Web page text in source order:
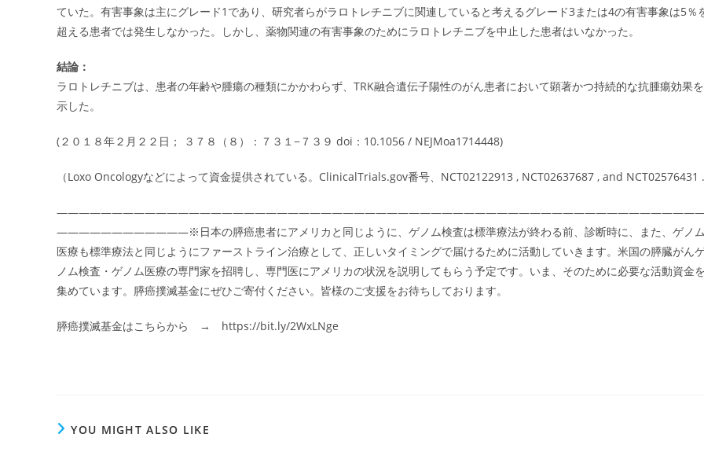
ていた。有害事象は主にグレード1であり、研究者らがラロトレチニブに関連していると考えるグレード3または4の有害事象は5％
超える患者では発生しなかった。しかし、薬物関連の有害事象のためにラロトレチニブを中止した患者はいなかった。
結論：
ラロトレチニブは、患者の年齢や腫瘍の種類にかかわらず、TRK融合遺伝子陽性のがん患者において顕著かつ持続的な抗腫瘍効果を
示した。
(２０１８年２月２２日； ３７８（８）：７３１−７３９ doi：10.1056 / NEJMoa1714448)
（Loxo Oncologyなどによって資金提供されている。ClinicalTrials.gov番号、NCT02122913 , NCT02637687 , and NCT02576431
――――――――――――※日本の膵癌患者にアメリカと同じように、ゲノム検査は標準療法が終わる前、診断時に、また、ゲノム
医療も標準療法と同じようにファーストライン治療として、正しいタイミングで届けるために活動していきます。米国の膵臓がん
ノム検査・ゲノム医療の専門家を招聘し、専門医にアメリカの状況を説明してもらう予定です。いま、そのために必要な活動資金を
集めています。膵癌撲滅基金にぜひご寄付ください。皆様のご支援をお待ちしております。
膵癌撲滅基金はこちらから → https://bit.ly/2WxLNge
YOU MIGHT ALSO LIKE